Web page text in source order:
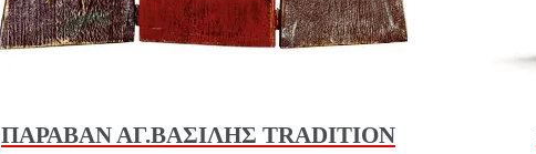
ΠΑΡΑΒΑΝ ΑΓ.ΒΑΣΙΛΗΣ TRADITION